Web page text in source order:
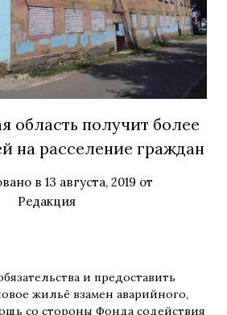
область получит более
на расселение граждан
в 13 августа, 2019 от
Редакция
и предоставить
жильё взамен аварийного,
со стороны Фонда содействия